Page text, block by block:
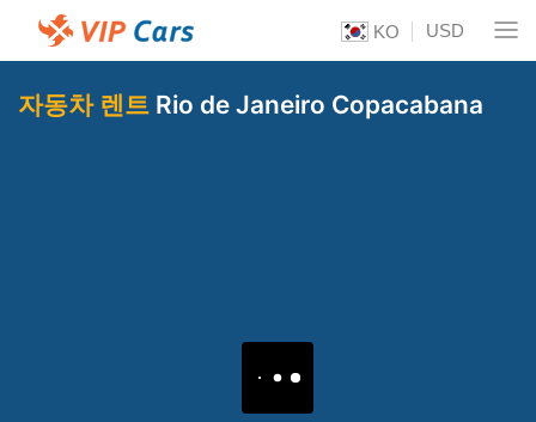
KO USD
자동차 렌트 Rio de Janeiro Copacabana